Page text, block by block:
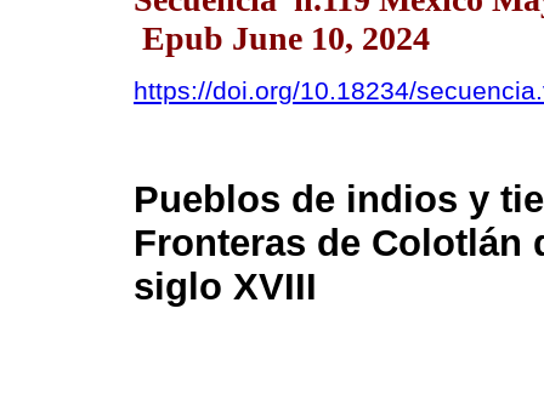
Epub June 10, 2024
https://doi.org/10.18234/
Pueblos de indios y
Fronteras de Colotlán
siglo XVIII